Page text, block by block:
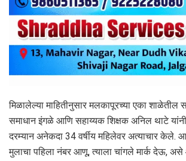
मिळालेल्या माहितीनुसार मलकापूरच्या एका शाळेतील
समाधान इंगळे आणि सहाय्यक शिक्षक अनिल थाटे
दरम्यान अनेकदा 34 वर्षीय महिलेवर अत्याचार केले.
मुलाचा पहिला नंबर आणू, त्याला चांगले मार्क देऊ, असे